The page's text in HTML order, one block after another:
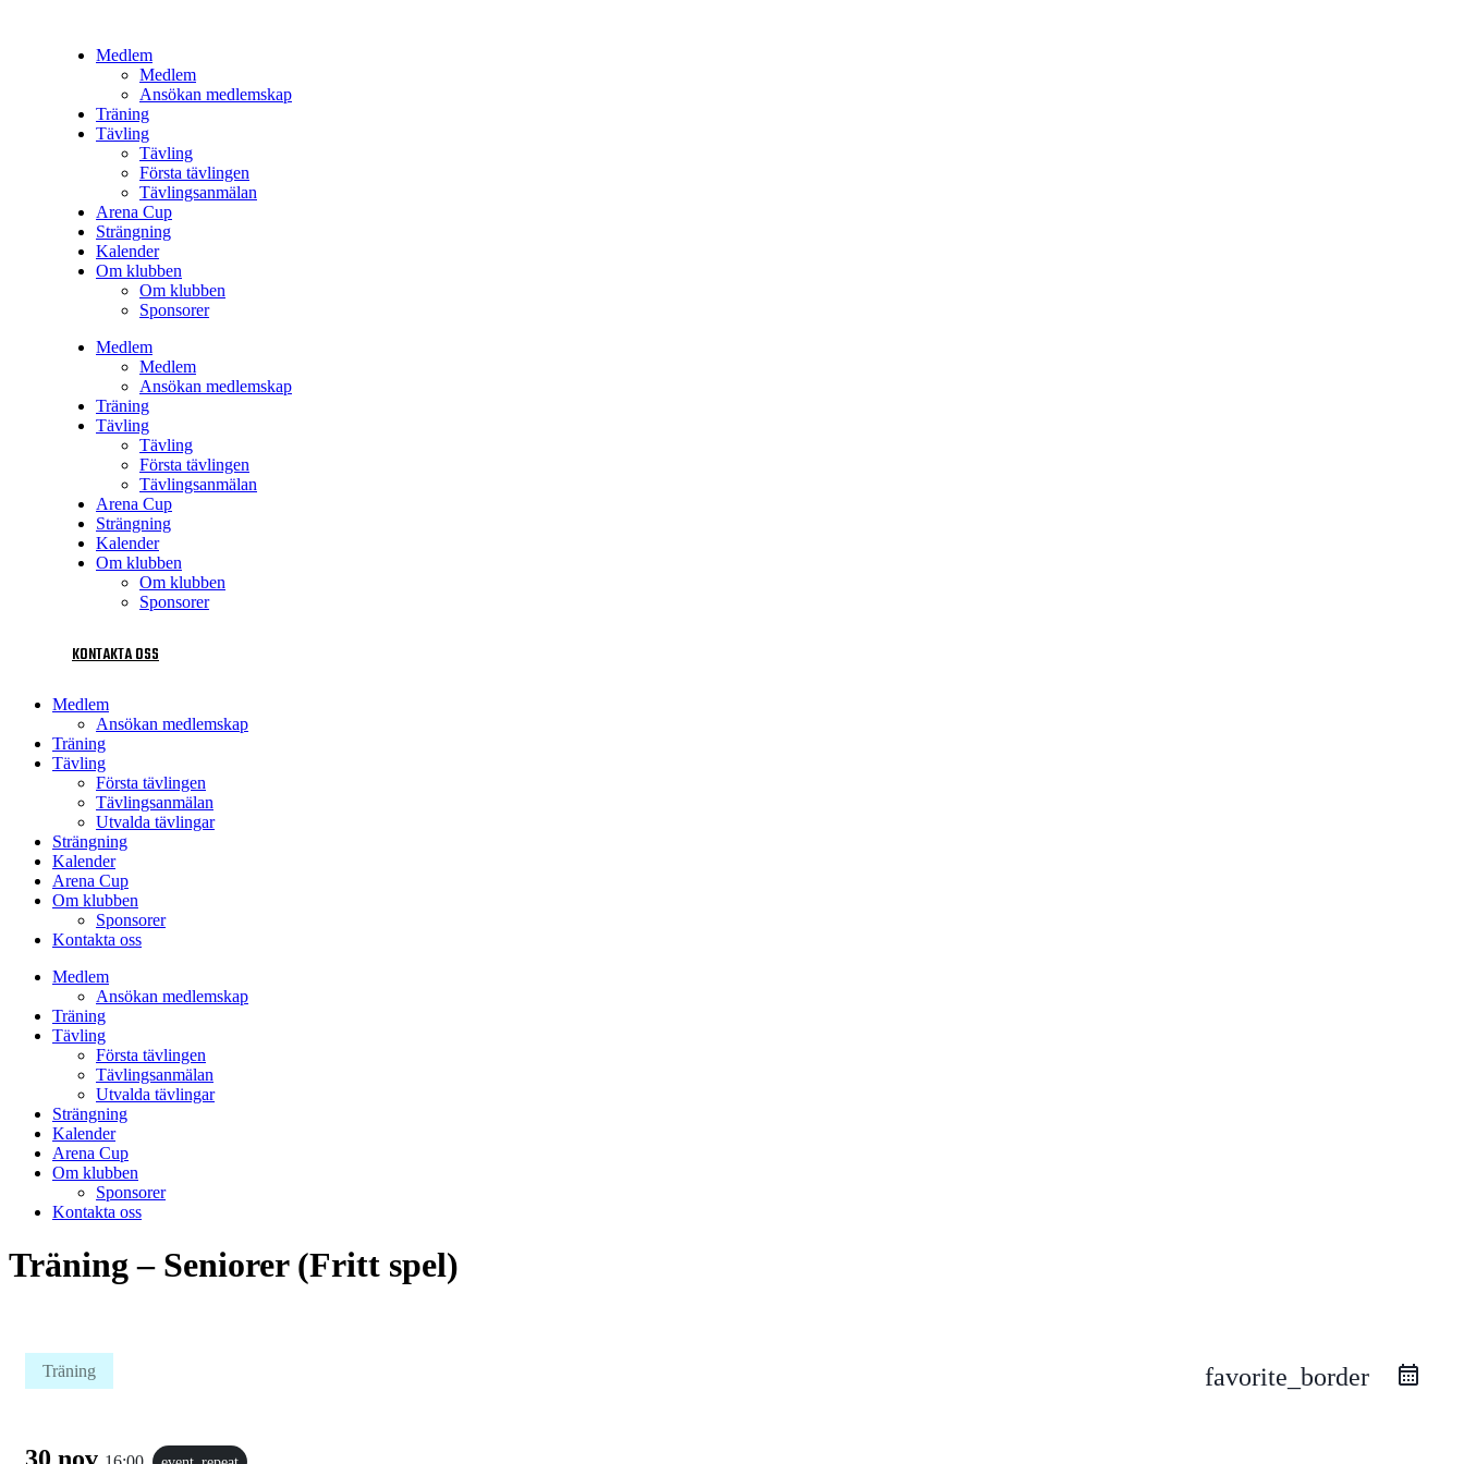
Medlem
Medlem
Ansökan medlemskap
Träning
Tävling
Tävling
Första tävlingen
Tävlingsanmälan
Arena Cup
Strängning
Kalender
Om klubben
Om klubben
Sponsorer
Medlem
Medlem
Ansökan medlemskap
Träning
Tävling
Tävling
Första tävlingen
Tävlingsanmälan
Arena Cup
Strängning
Kalender
Om klubben
Om klubben
Sponsorer
KONTAKTA OSS
Medlem
Ansökan medlemskap
Träning
Tävling
Första tävlingen
Tävlingsanmälan
Utvalda tävlingar
Strängning
Kalender
Arena Cup
Om klubben
Sponsorer
Kontakta oss
Medlem
Ansökan medlemskap
Träning
Tävling
Första tävlingen
Tävlingsanmälan
Utvalda tävlingar
Strängning
Kalender
Arena Cup
Om klubben
Sponsorer
Kontakta oss
Träning – Seniorer (Fritt spel)
Träning favorite_border